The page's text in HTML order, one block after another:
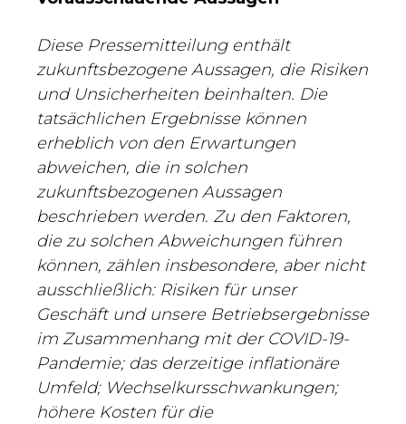
Diese Pressemitteilung enthält
zukunftsbezogene Aussagen, die Risiken
und Unsicherheiten beinhalten. Die
tatsächlichen Ergebnisse können
erheblich von den Erwartungen
abweichen, die in solchen
zukunftsbezogenen Aussagen
beschrieben werden. Zu den Faktoren,
die zu solchen Abweichungen führen
können, zählen insbesondere, aber nicht
ausschließlich: Risiken für unser
Geschäft und unsere Betriebsergebnisse
im Zusammenhang mit der COVID-19-
Pandemie; das derzeitige inflationäre
Umfeld; Wechselkursschwankungen;
höhere Kosten für die